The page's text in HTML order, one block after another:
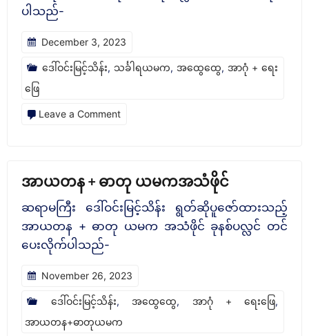
ဖိုင်
ပါသည်-
December 3, 2023
ဒေါ်ဝင်းမြင့်သိန်း, သင်္ခါရယမက, အထွေထွေ, အာဂုံ + ရေး
ဖြေ
Leave a Commenton
အသံ
ဖိုင်
အာယတန + ဓာတု ယမကအသံဖိုင်
ဆရာမကြီး ‌ဒေါ်ဝင်းမြင့်သိန်း ရွတ်ဆိုပူဇော်ထားသည့်
အာယတန + ဓာတု ယမက အသံဖိုင် ခုနစ်ပလ္လင် တင်
ပေးလိုက်ပါသည်-
November 26, 2023
ဒေါ်ဝင်းမြင့်သိန်း, အထွေထွေ, အာဂုံ + ရေးဖြေ,
အာယတန+ဓာတုယမက